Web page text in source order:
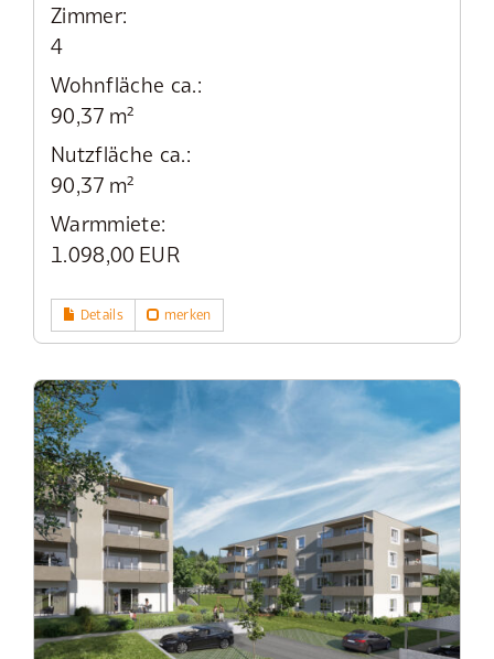
Zimmer:
4
Wohnfläche ca.:
90,37 m²
Nutzfläche ca.:
90,37 m²
Warmmiete:
1.098,00 EUR
Details merken